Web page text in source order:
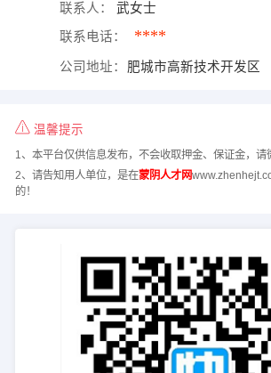
联系人： 武女士
联系电话： ****
公司地址： 肥城市高新技术开发区
温馨提示
1、本平台仅供信息发布，不会收取押金、保证金，请
2、请告知用人单位，是在蒙阴人才网
的！